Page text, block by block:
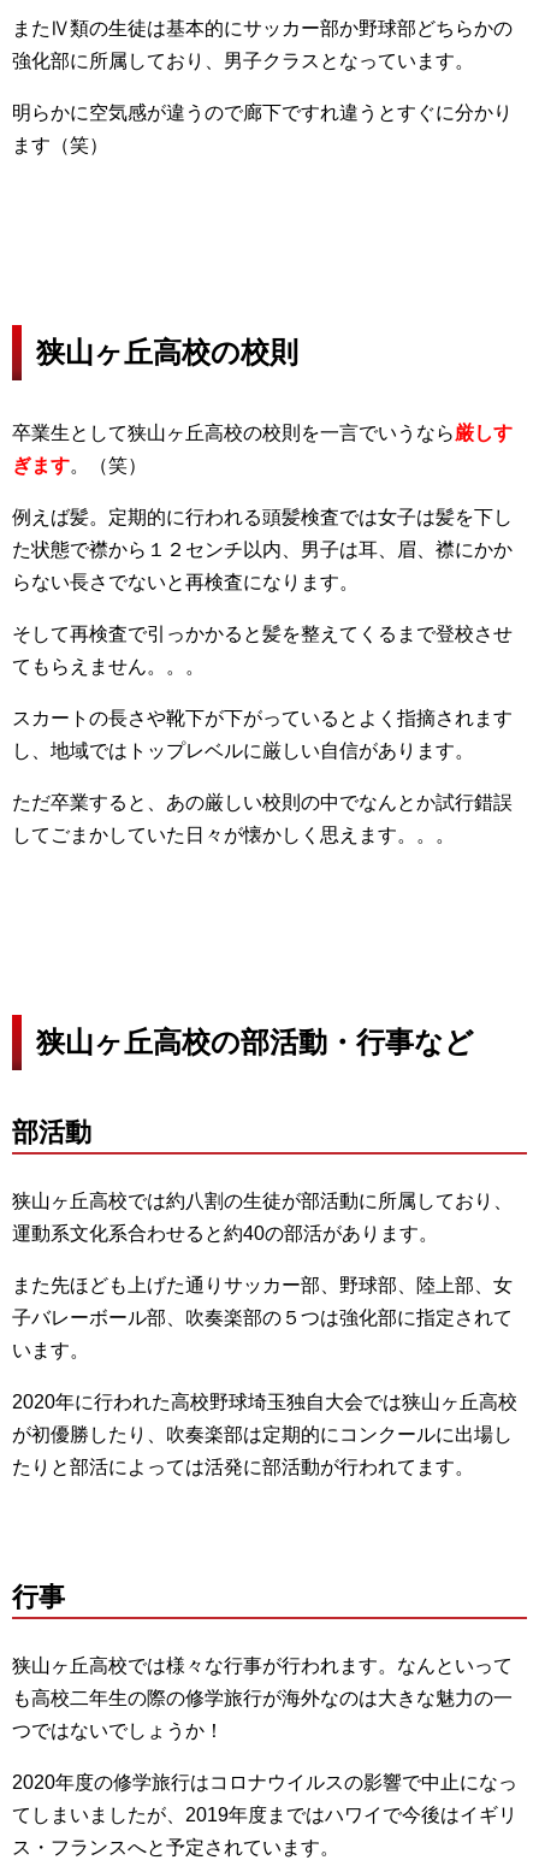
またⅣ類の生徒は基本的にサッカー部か野球部どちらかの
強化部に所属しており、男子クラスとなっています。
明らかに空気感が違うので廊下ですれ違うとすぐに分かり
ます（笑）
狭山ヶ丘高校の校則
卒業生として狭山ヶ丘高校の校則を一言でいうなら厳しす
ぎます。（笑）
例えば髪。定期的に行われる頭髪検査では女子は髪を下し
た状態で襟から１２センチ以内、男子は耳、眉、襟にかか
らない長さでないと再検査になります。
そして再検査で引っかかると髪を整えてくるまで登校させ
てもらえません。。。
スカートの長さや靴下が下がっているとよく指摘されます
し、地域ではトップレベルに厳しい自信があります。
ただ卒業すると、あの厳しい校則の中でなんとか試行錯誤
してごまかしていた日々が懐かしく思えます。。。
狭山ヶ丘高校の部活動・行事など
部活動
狭山ヶ丘高校では約八割の生徒が部活動に所属しており、
運動系文化系合わせると約40の部活があります。
また先ほども上げた通りサッカー部、野球部、陸上部、女
子バレーボール部、吹奏楽部の５つは強化部に指定されて
います。
2020年に行われた高校野球埼玉独自大会では狭山ヶ丘高校
が初優勝したり、吹奏楽部は定期的にコンクールに出場し
たりと部活によっては活発に部活動が行われてます。
行事
狭山ヶ丘高校では様々な行事が行われます。なんといって
も高校二年生の際の修学旅行が海外なのは大きな魅力の一
つではないでしょうか！
2020年度の修学旅行はコロナウイルスの影響で中止になっ
てしまいましたが、2019年度まではハワイで今後はイギリ
ス・フランスへと予定されています。